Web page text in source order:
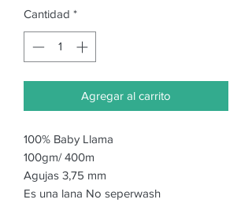
Cantidad *
Agregar al carrito
100% Baby Llama
100gm/ 400m
Agujas 3,75 mm
Es una lana No seperwash